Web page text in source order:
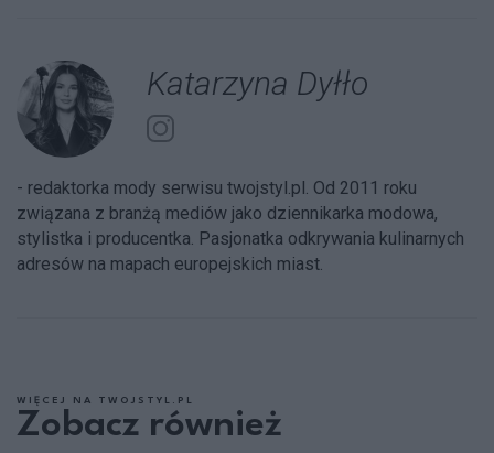
Katarzyna Dyłło
- redaktorka mody serwisu twojstyl.pl. Od 2011 roku
związana z branżą mediów jako dziennikarka modowa,
stylistka i producentka. Pasjonatka odkrywania kulinarnych
adresów na mapach europejskich miast.
WIĘCEJ NA TWOJSTYL.PL
Zobacz również